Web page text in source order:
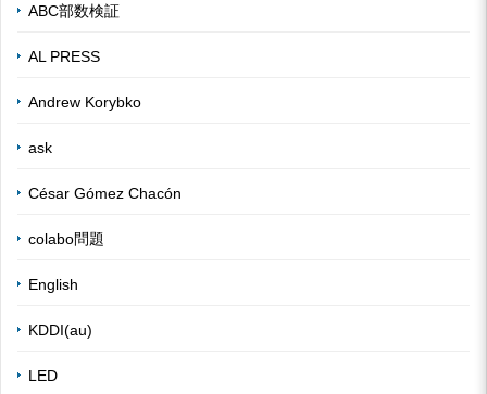
ABC部数検証
AL PRESS
Andrew Korybko
ask
César Gómez Chacón
colabo問題
English
KDDI(au)
LED